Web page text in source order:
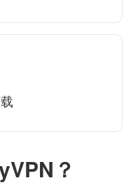
？